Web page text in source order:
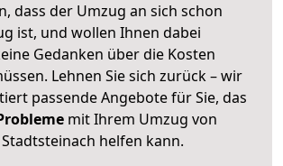
dass der Umzug an sich schon
ist, und wollen Ihnen dabei
Gedanken über die Kosten
Lehnen Sie sich zurück – wir
passende Angebote für Sie, das
mit Ihrem Umzug von
helfen kann.